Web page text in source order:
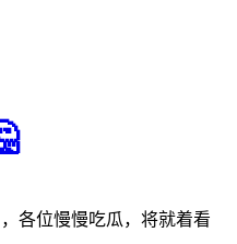
各位慢慢吃瓜，将就着看